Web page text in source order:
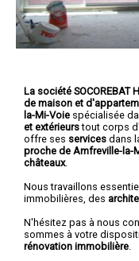
La société SOCOREBAT
de maison et
la-Mi-Voie spécialisée
et extérieurstout corps
offre ses services dans
proche de Amfreville-la-
châteaux.
Nous travaillons
immobilières, des
N'hésitez pas à nous
sommes à votre
rénovation immobilière